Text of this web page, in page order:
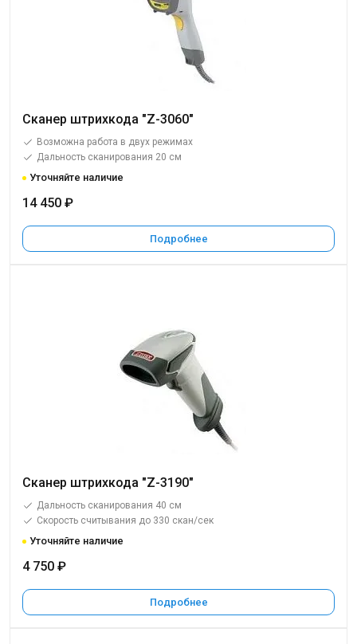
Сканер штрихкода "Z-3060"
Возможна работа в двух режимах
Дальность сканирования 20 см
Уточняйте наличие
14 450 ₽
Подробнее
Сканер штрихкода "Z-3190"
Дальность сканирования 40 см
Скорость считывания до 330 скан/сек
Уточняйте наличие
4 750 ₽
Подробнее